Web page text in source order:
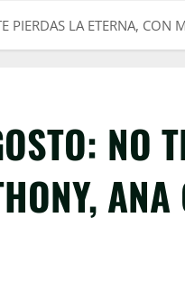
PIERDAS LA ETERNA, CON
NO